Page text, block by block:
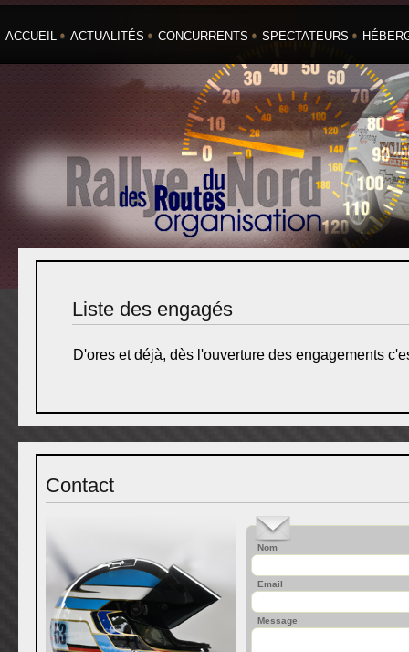
ACCUEIL ACTUALITÉS CONCURRENTS SPECTATEURS
Liste des engagés
D'ores et déjà, dès l'ouverture des engagements
Contact
Nom
Email
Message